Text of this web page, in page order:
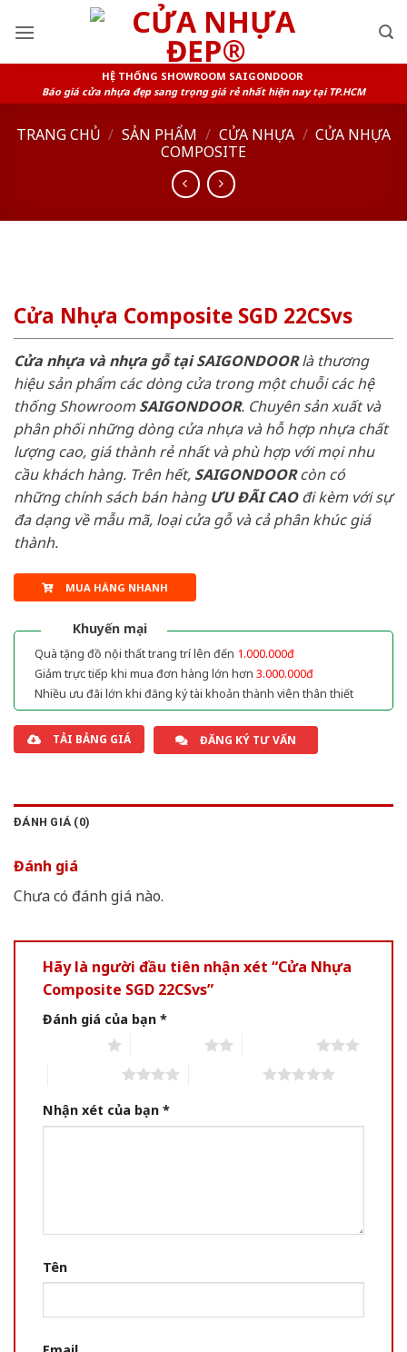
HỆ THỐNG SHOWROOM SAIGONDOOR
Báo giá cửa nhựa đẹp sang trọng giá rẻ nhất hiện nay tại TP.HCM
TRANG CHỦ / SẢN PHẨM / CỬA NHỰA / CỬA NHỰA
COMPOSITE
Cửa Nhựa Composite SGD 22CSvs
Cửa nhựa và nhựa gỗ tại SAIGONDOORlà thương
hiệu sản phẩm các dòng cửa trong một chuỗi các hệ
thống ShowroomSAIGONDOOR. Chuyên sản xuất và
phân phối những dòng cửa nhựa và hỗ hợp nhựa chất
lượng cao, giá thành rẻ nhất và phù hợp với mọi nhu
cầu khách hàng. Trên hết, SAIGONDOORcòn có
những chính sách bán hàng ƯU ĐÃI CAOđi kèm với sự
đa dạng về mẫu mã, loại cửa gỗ và cả phân khúc giá
thành.
MUA HÀNG NHANH
Khuyến mại
Quà tặng đồ nội thất trang trí lên đến 1.000.000đ
Giảm trực tiếp khi mua đơn hàng lớn hơn 3.000.000đ
Nhiều ưu đãi lớn khi đăng ký tài khoản thành viên thân thiết
TẢI BẢNG GIÁ ĐĂNG KÝ TƯ VẤN
ĐÁNH GIÁ (0)
Đánh giá
Chưa có đánh giá nào.
Hãy là người đầu tiên nhận xét “Cửa Nhựa
Composite SGD 22CSvs”
Đánh giá của bạn *
Nhận xét của bạn *
Tên